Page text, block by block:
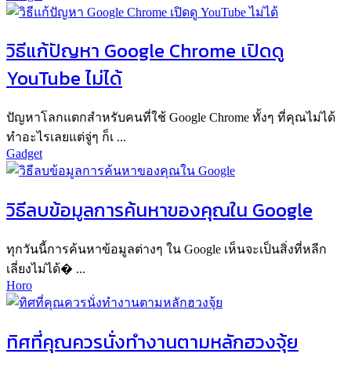
วิธีแก้ปัญหา Google Chrome เปิดดู
YouTube ไม่ได้
ปัญหาโลกแตกสำหรับคนที่ใช้ Google Chrome ทั้งๆ ที่คุณไม่ได้
ทำอะไรเลยแต่จู่ๆ ก็เ ...
Gadget
วิธีลบข้อมูลการค้นหาของคุณใน Google
ทุกวันนี้การค้นหาข้อมูลต่างๆ ใน Google เห็นจะเป็นสิ่งที่หลีก
เลี่ยงไม่ได้� ...
Horo
ทิศที่คุณควรนั่งทำงานตามหลักฮวงจุ้ย